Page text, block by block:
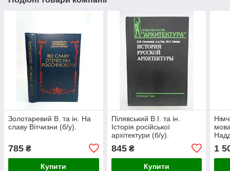
Золотаревий В. та ін. На
славу Вітчизни (б/у).
785 ₴
Купити
Пілявський В.І. та ін.
Історія російської
архітектури (б/у).
845₴
Купити
1